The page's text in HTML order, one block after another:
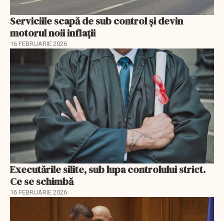
Serviciile scapă de sub control și devin
motorul noii inflații
16 FEBRUARIE 2026
Executările silite, sub lupa controlului strict.
Ce se schimbă
16 FEBRUARIE 2026